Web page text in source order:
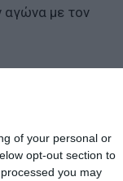
of your personal or
opt-out section to
you may
αγώνα με τον
θέση του
Γκραντ, Ναν,